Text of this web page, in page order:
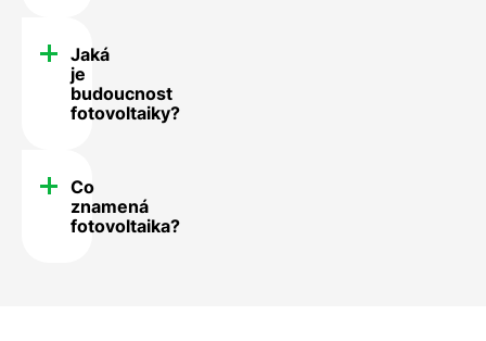
Jaká
je
budoucnost
fotovoltaiky?
Co
znamená
fotovoltaika?